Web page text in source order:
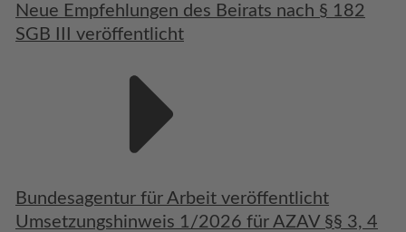
Neue Empfehlungen des Beirats nach § 182
SGB III veröffentlicht
Bundesagentur für Arbeit veröffentlicht
Umsetzungshinweis 1/2026 für AZAV §§ 3, 4